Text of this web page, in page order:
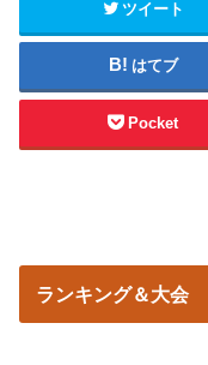
ツイート
はてブ
Pocket
ランキング＆大会